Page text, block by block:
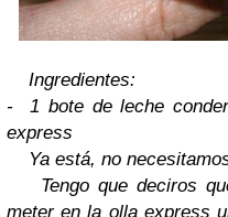
Ingredientes:
- 1 bote de leche
express
Ya está, no
Tengo que deciros
meter en la olla express